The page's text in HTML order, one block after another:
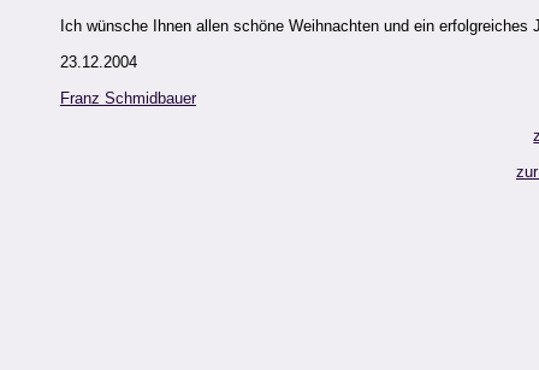
Ich wünsche Ihnen allen schöne Weihnachten und ein erfolgreiches
23.12.2004
Franz Schmidbauer